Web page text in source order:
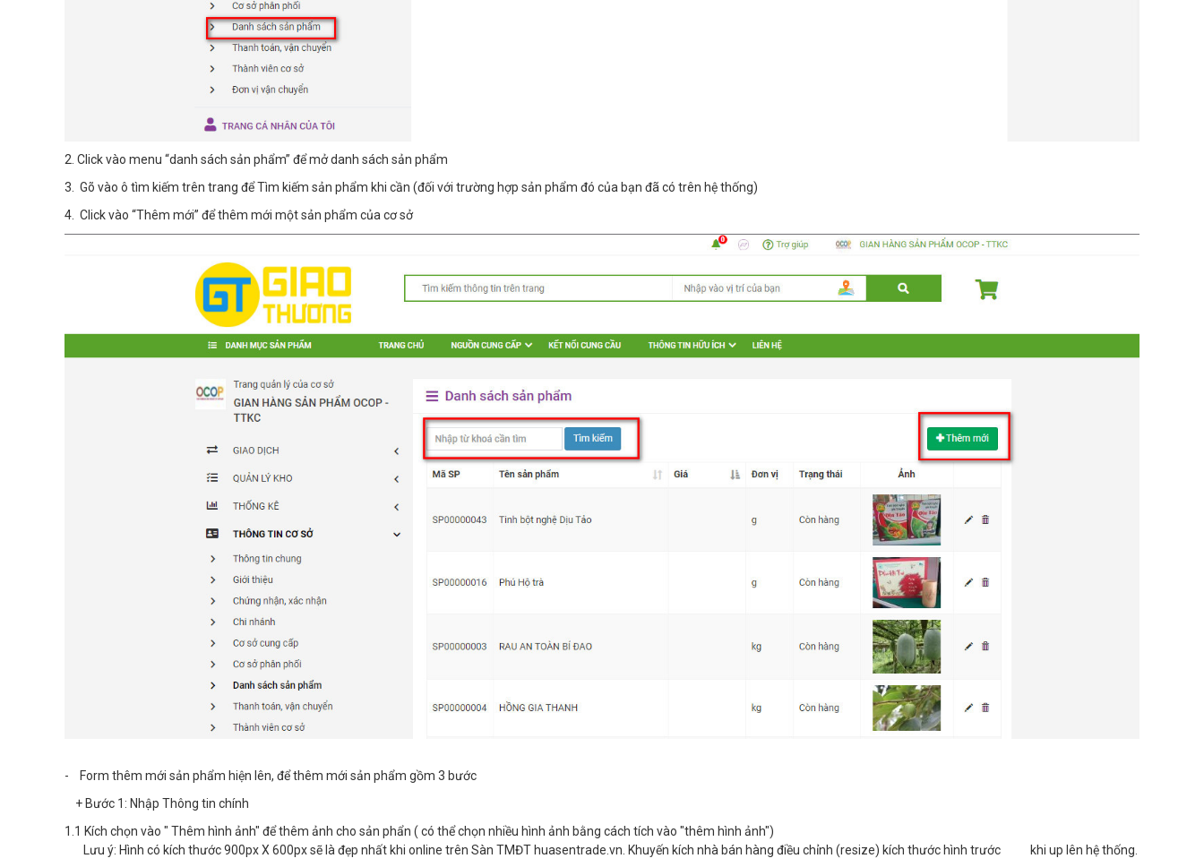
2. Click vào menu “danh sách sản phẩm” để mở danh sách sản phẩm
3. Gõ vào ô tìm kiếm trên trang để Tìm kiếm sản phẩm khi cần (đối với trường hợp sản phẩm đó của bạn đã có trên hệ thống)
4. Click vào “Thêm mới” để thêm mới một sản phẩm của cơ sở
- Form thêm mới sản phẩm hiện lên, để thêm mới sản phẩm gồm 3 bước
+ Bước 1: Nhập Thông tin chính
1.1 Kích chọn vào " Thêm hình ảnh" để thêm ảnh cho sản phẩn ( có thể chọn nhiều hình ảnh bằng cách tích vào "thêm hình ảnh")
Lưu ý: Hình có kích thước 900px X 600px sẽ là đẹp nhất khi online trên Sàn TMĐT huasentrade.vn. Khuyến kích nhà bán hàng điều chỉnh (resize) kích thước hình trước khi up lên hệ thống.